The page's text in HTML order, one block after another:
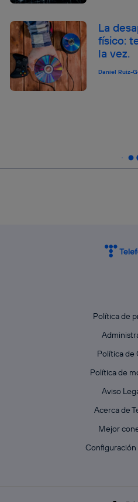
La
físico:
la vez.
Daniel Ruiz-
Política de
Política de
Política de
Aviso
Acerca de
Mejor